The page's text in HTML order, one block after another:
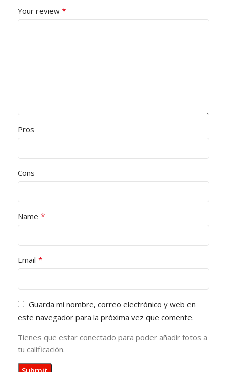
Your review *
Pros
Cons
Name *
Email *
Guarda mi nombre, correo electrónico y web en
este navegador para la próxima vez que comente.
Tienes que estar conectado para poder añadir fotos a
tu calificación.